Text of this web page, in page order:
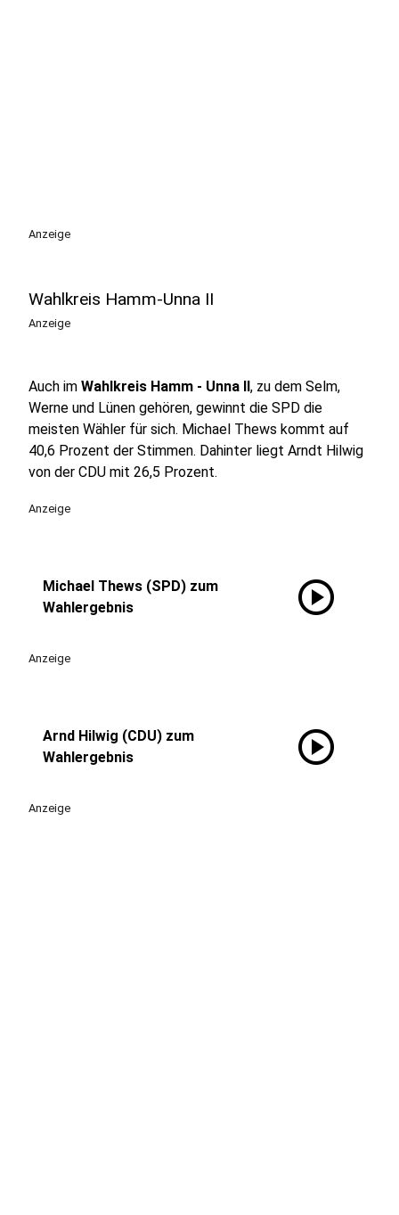
Anzeige
Wahlkreis Hamm-Unna II
Anzeige
Auch im Wahlkreis Hamm - Unna II, zu dem Selm,
Werne und Lünen gehören, gewinnt die SPD die
meisten Wähler für sich. Michael Thews kommt auf
40,6 Prozent der Stimmen. Dahinter liegt Arndt Hilwig
von der CDU mit 26,5 Prozent.
Anzeige
Michael Thews (SPD) zum
Wahlergebnis
play_circle
Anzeige
Arnd Hilwig (CDU) zum
Wahlergebnis
play_circle
Anzeige